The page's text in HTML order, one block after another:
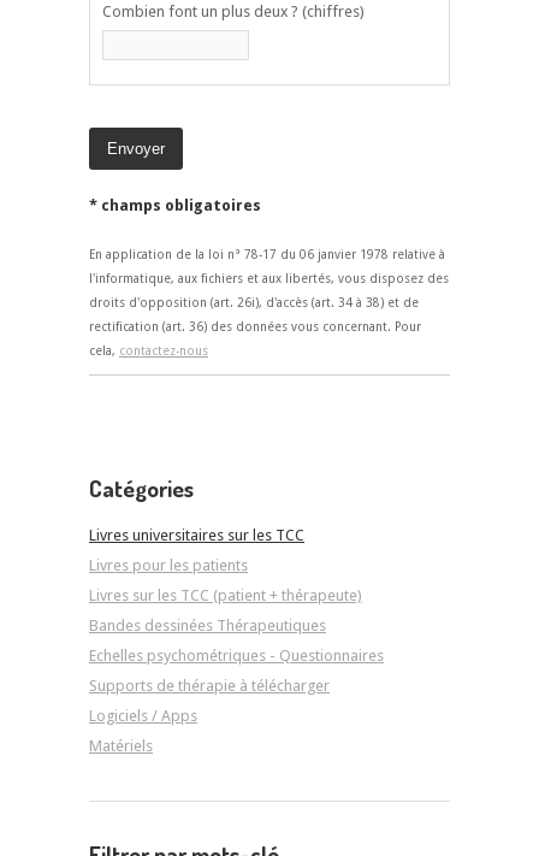
Combien font un plus deux ? (chiffres)
* champs obligatoires
En application de la loi n° 78-17 du 06 janvier 1978 relative à
l'informatique, aux fichiers et aux libertés, vous disposez des
droits d'opposition (art. 26i), d'accès (art. 34 à 38) et de
rectification (art. 36) des données vous concernant. Pour
cela, contactez-nous
Catégories
Livres universitaires sur les TCC
Livres pour les patients
Livres sur les TCC (patient + thérapeute)
Bandes dessinées Thérapeutiques
Echelles psychométriques - Questionnaires
Supports de thérapie à télécharger
Logiciels / Apps
Matériels